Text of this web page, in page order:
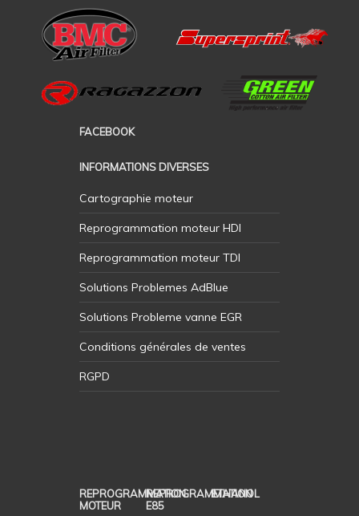
FACEBOOK
INFORMATIONS DIVERSES
Cartographie moteur
Reprogrammation moteur HDI
Reprogrammation moteur TDI
Solutions Problemes AdBlue
Solutions Probleme vanne EGR
Conditions générales de ventes
RGPD
REPROGRAMMATION
MOTEUR
REPROGRAMMATION
E85
ETHANOL